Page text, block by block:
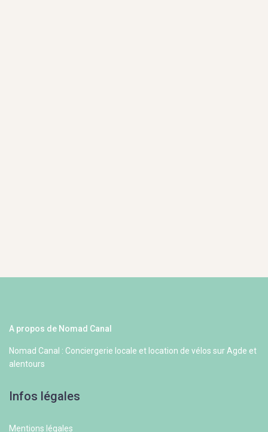
A propos de Nomad Canal
Nomad Canal : Conciergerie locale et location de vélos sur Agde et
alentours
Infos légales
Mentions légales